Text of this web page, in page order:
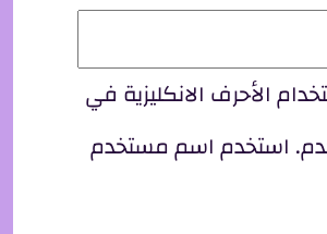
الأحرف الانكليزية في
استخدم اسم مستخدم